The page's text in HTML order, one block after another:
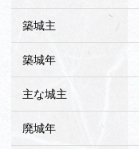
築城主
築城年
主な城主
廃城年